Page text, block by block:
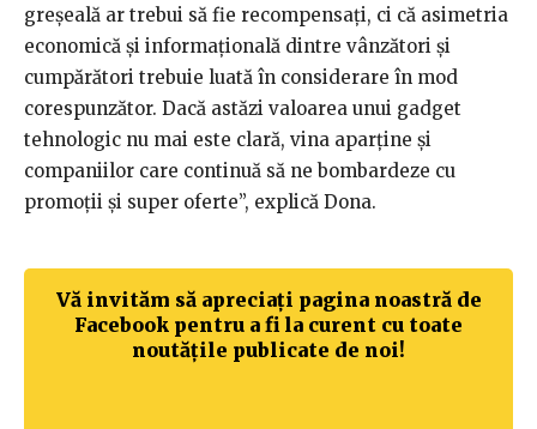
greșeală ar trebui să fie recompensați, ci că asimetria
economică și informațională dintre vânzători și
cumpărători trebuie luată în considerare în mod
corespunzător. Dacă astăzi valoarea unui gadget
tehnologic nu mai este clară, vina aparține și
companiilor care continuă să ne bombardeze cu
promoții și super oferte”, explică Dona.
Vă invităm să apreciați pagina noastră de
Facebook pentru a fi la curent cu toate
noutățile publicate de noi!